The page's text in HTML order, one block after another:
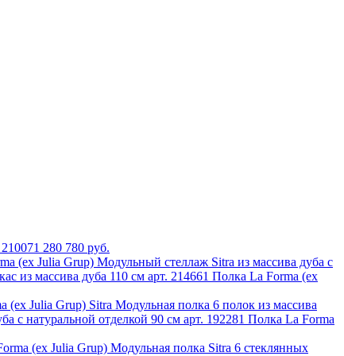
280 780 руб.
(ех Julia Grup) Модульный стеллаж Sitra из массива дуба с
Полка La Forma (ех
(ех Julia Grup) Sitra Модульная полка 6 полок из массива
Полка La Forma
(ех Julia Grup) Модульная полка Sitra 6 стеклянных